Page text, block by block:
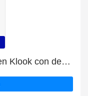
Rebajas de fin de temporada en Klook con descuentos de hasta 36%